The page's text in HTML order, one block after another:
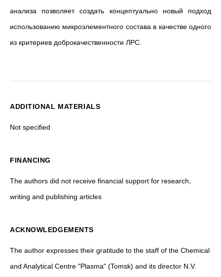
анализа позволяет создать концептуально новый подход
использованию микроэлементного состава в качестве одного
из критериев доброкачественности ЛРС.
ADDITIONAL MATERIALS
Not specified
FINANCING
The authors did not receive financial support for research,
writing and publishing articles
ACKNOWLEDGEMENTS
The author expresses their gratitude to the staff of the Chemical
and Analytical Centre "Plasma" (Tomsk) and its director N.V.